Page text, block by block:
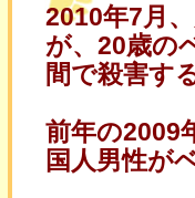
2010年7月
が、20歳の
間で殺害す
前年の2009
国人男性が